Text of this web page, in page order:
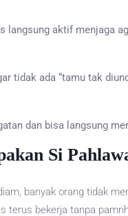
aktif menjaga
tidak ada “tamu tak
dan bisa langsung
Si
banyak orang tidak
terus bekerja tanpa